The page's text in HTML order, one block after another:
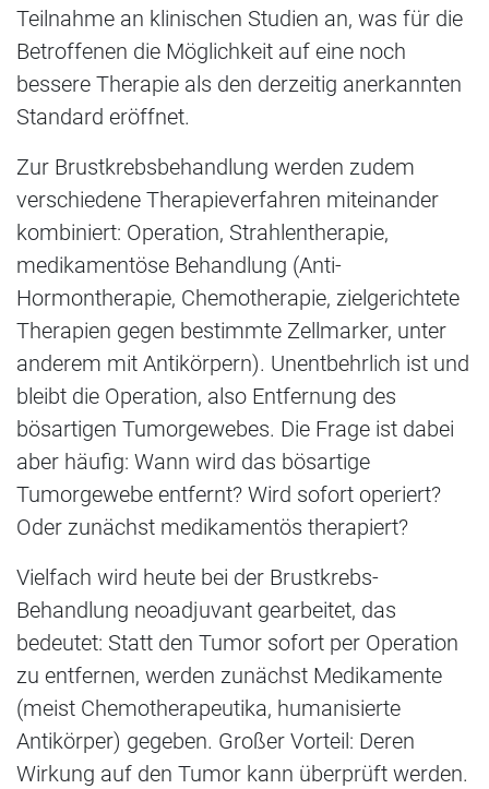
Teilnahme an klinischen Studien an, was für die
Betroffenen die Möglichkeit auf eine noch
bessere Therapie als den derzeitig anerkannten
Standard eröffnet.
Zur Brustkrebsbehandlung werden zudem
verschiedene Therapieverfahren miteinander
kombiniert: Operation, Strahlentherapie,
medikamentöse Behandlung (Anti-
Hormontherapie, Chemotherapie, zielgerichtete
Therapien gegen bestimmte Zellmarker, unter
anderem mit Antikörpern). Unentbehrlich ist und
bleibt die Operation, also Entfernung des
bösartigen Tumorgewebes. Die Frage ist dabei
aber häufig: Wann wird das bösartige
Tumorgewebe entfernt? Wird sofort operiert?
Oder zunächst medikamentös therapiert?
Vielfach wird heute bei der Brustkrebs-
Behandlung neoadjuvant gearbeitet, das
bedeutet: Statt den Tumor sofort per Operation
zu entfernen, werden zunächst Medikamente
(meist Chemotherapeutika, humanisierte
Antikörper) gegeben. Großer Vorteil: Deren
Wirkung auf den Tumor kann überprüft werden.